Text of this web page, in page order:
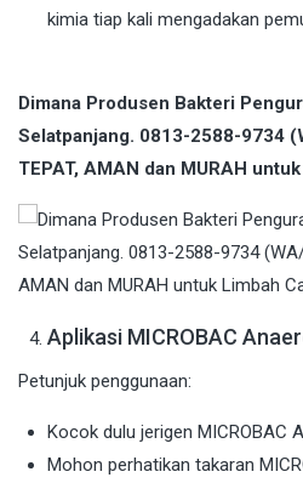
kimia tiap kali mengadakan
Dimana Produsen Bakteri
Selatpanjang. 0813-2588-9734
TEPAT, AMAN dan MURAH
Aplikasi MICROBAC
Petunjuk penggunaan:
Kocok dulu jerigen MICROBAC
Mohon perhatikan takaran